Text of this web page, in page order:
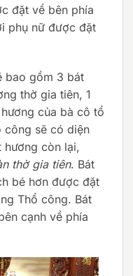
đặt về bên phía
phụ nữ được đặt
bao gồm 3 bát
thờ gia tiên, 1
của bà cô tổ
công sẽ có diện
hương còn lại,
thờ gia tiên. Bát
bé hơn được đặt
Thổ công. Bát
cạnh về phía